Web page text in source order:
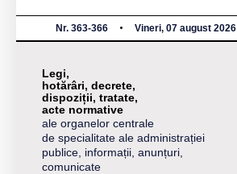
Nr. 363-366 Vineri, 07 august 2026
Legi,
hotărâri, decrete,
dispoziții, tratate,
acte normative
ale organelor centrale
de specialitate ale administrației
publice, informații, anunțuri,
comunicate